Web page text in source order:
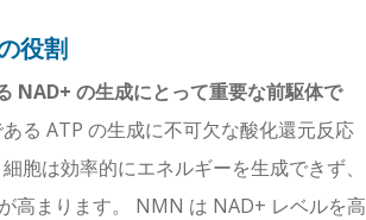
役割
NAD+ の生成にとって重要な前駆体で
る ATP の生成に不可欠な酸化還元反応
胞は効率的にエネルギーを生成できず、
高まります。 NMN は NAD+ レベルを高